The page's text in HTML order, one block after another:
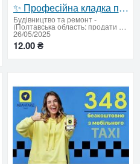
✨ Професійна кладка печей, груб, лежанок Ремонт та усунення задимленості — Полтавщина ✅
Будівництво та ремонт-
(Полтавська область: продати купити)
26/05/2025
12.00 ₴